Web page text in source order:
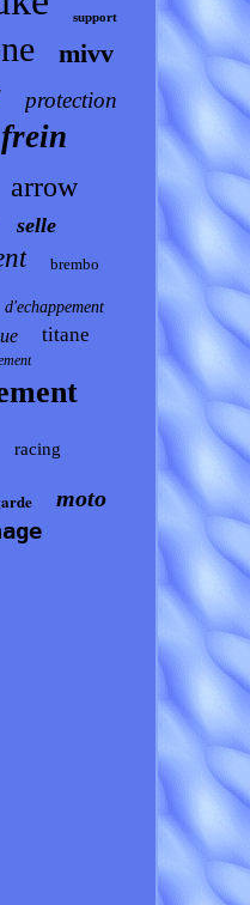
support
mivv
protection
frein
arrow
selle
brembo
d'echappement
titane
racing
moto